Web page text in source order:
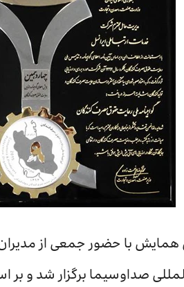
همایش با حضور جمعی از
صداوسیما برگزار شد و بر